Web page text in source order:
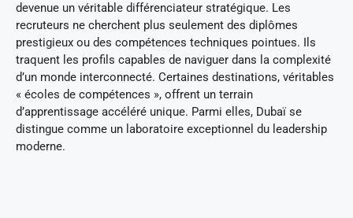
devenue un véritable différenciateur stratégique. Les
recruteurs ne cherchent plus seulement des diplômes
prestigieux ou des compétences techniques pointues. Ils
traquent les profils capables de naviguer dans la complexité
d’un monde interconnecté. Certaines destinations, véritables
« écoles de compétences », offrent un terrain
d’apprentissage accéléré unique. Parmi elles, Dubaï se
distingue comme un laboratoire exceptionnel du leadership
moderne.